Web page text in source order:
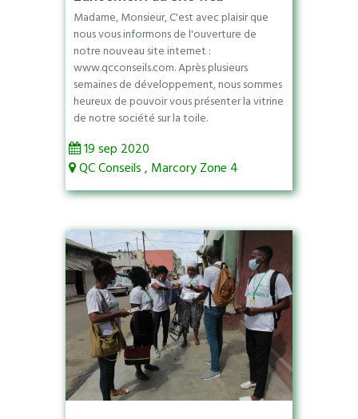
Madame, Monsieur, C'est avec plaisir que
nous vous informons de l'ouverture de
notre nouveau site internet :
www.qcconseils.com. Après plusieurs
semaines de développement, nous sommes
heureux de pouvoir vous présenter la vitrine
de notre société sur la toile.
19 sep 2020
QC Conseils , Marcory Zone 4